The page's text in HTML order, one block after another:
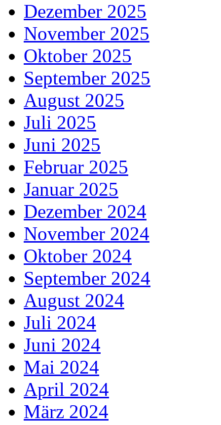
Dezember 2025
November 2025
Oktober 2025
September 2025
August 2025
Juli 2025
Juni 2025
Februar 2025
Januar 2025
Dezember 2024
November 2024
Oktober 2024
September 2024
August 2024
Juli 2024
Juni 2024
Mai 2024
April 2024
März 2024